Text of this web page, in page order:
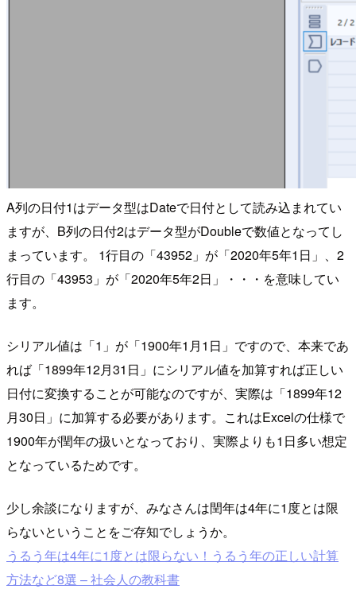
A列の日付1はデータ型はDateで日付として読み込まれてい
ますが、B列の日付2はデータ型がDoubleで数値となってし
まっています。 1行目の「43952」が「2020年5年1日」、2
行目の「43953」が「2020年5年2日」・・・を意味してい
ます。
シリアル値は「1」が「1900年1月1日」ですので、本来であ
れば「1899年12月31日」にシリアル値を加算すれば正しい
日付に変換することが可能なのですが、実際は「1899年12
月30日」に加算する必要があります。これはExcelの仕様で
1900年が閏年の扱いとなっており、実際よりも1日多い想定
となっているためです。
少し余談になりますが、みなさんは閏年は4年に1度とは限
らないということをご存知でしょうか。
うるう年は4年に1度とは限らない！うるう年の正しい計算
方法など8選 – 社会人の教科書